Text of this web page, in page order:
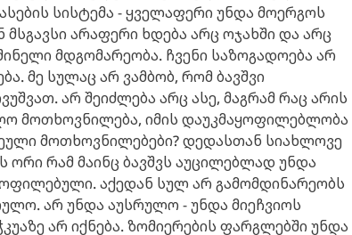
სისტემა - ყველაფერი უნდა მოერგოს
მსგავსი არაფერი ხდება არც ოჯახში და არც
მდგომარეობა. ჩვენი საზოგადოება არ
მე სულაც არ ვამბობ, რომ ბავშვი
არ შეიძლება არც ასე, მაგრამ რაც არის
მოთხოვნილება, იმის დაუკმაყოფილებლობა
მოთხოვნილებები? დედასთან სიახლოვე
ორი რამ მაინც ბავშვს აუცილებლად უნდა
აქედან სულ არ გამომდინარეობს
არ უნდა აუსრულო - უნდა მიეჩვიოს
არ იქნება. ზომიერების ფარგლებში უნდა